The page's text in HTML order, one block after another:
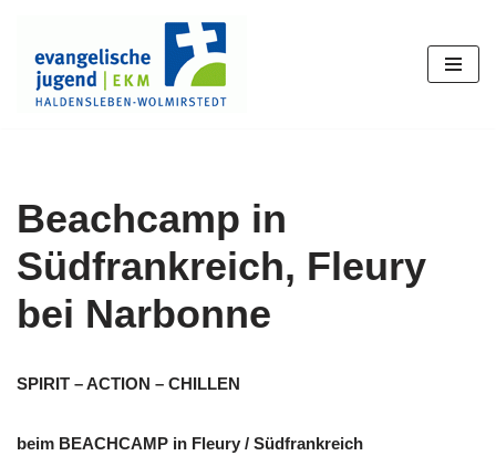
Zum
Inhalt
springen
Beachcamp in
Südfrankreich, Fleury
bei Narbonne
SPIRIT – ACTION – CHILLEN
beim BEACHCAMP in Fleury / Südfrankreich